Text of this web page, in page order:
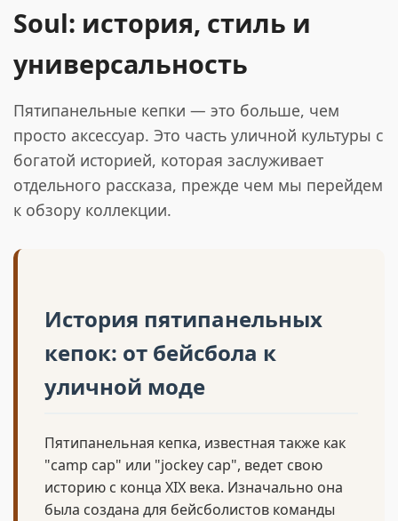
Soul: история, стиль и
универсальность
Пятипанельные кепки — это больше, чем
просто аксессуар. Это часть уличной культуры с
богатой историей, которая заслуживает
отдельного рассказа, прежде чем мы перейдем
к обзору коллекции.
История пятипанельных
кепок: от бейсбола к
уличной моде
Пятипанельная кепка, известная также как
"camp cap" или "jockey cap", ведет свою
историю с конца XIX века. Изначально она
была создана для бейсболистов команды